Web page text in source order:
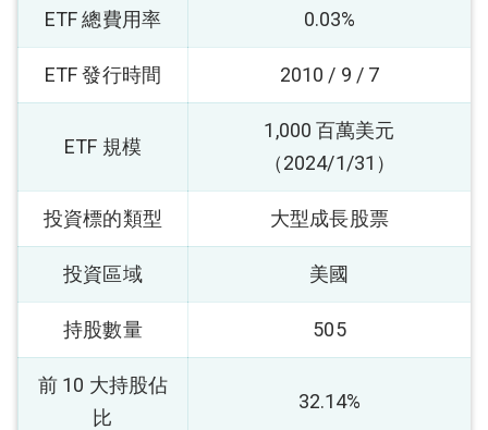
ETF 總費用率 0.03%
ETF 發行時間 2010 / 9 / 7
ETF 規模
1,000 百萬美元
（2024/1/31）
投資標的類型 大型成長股票
投資區域 美國
持股數量 505
前 10 大持股佔
比
32.14%